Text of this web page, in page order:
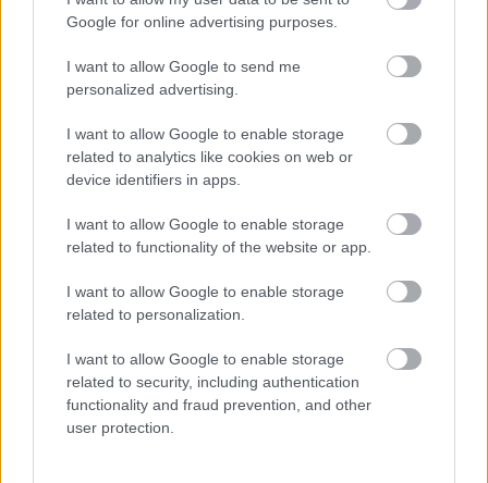
Google for online advertising purposes.
I want to allow Google to send me
personalized advertising.
I want to allow Google to enable storage
related to analytics like cookies on web or
device identifiers in apps.
I want to allow Google to enable storage
related to functionality of the website or app.
I want to allow Google to enable storage
related to personalization.
I want to allow Google to enable storage
related to security, including authentication
functionality and fraud prevention, and other
user protection.
συμπτώματα, τα οποία είναι ενδείξεις
αυτοκτονικών τάσεων, ή αν εσείς παρουσιάσετε
κάποιο από αυτά:
Χαρίζει τα υπάρχοντά του και μιλά για κάποιο
μακρινό ταξίδι, αναφέροντας πως πρέπει να
«τακτοποιήσει τις υποθέσεις του»
Έχει αυτοκαταστροφικές συμπεριφορές, όπως
ο αυτοτραυματισμός
Μιλά για θάνατο ή αυτοκτονία ή δηλώνει την
επιθυμία να βλάψει τον εαυτό του
έχει όρεξη για κανενός είδους δραστηριότητα
εκτός σπιτιού